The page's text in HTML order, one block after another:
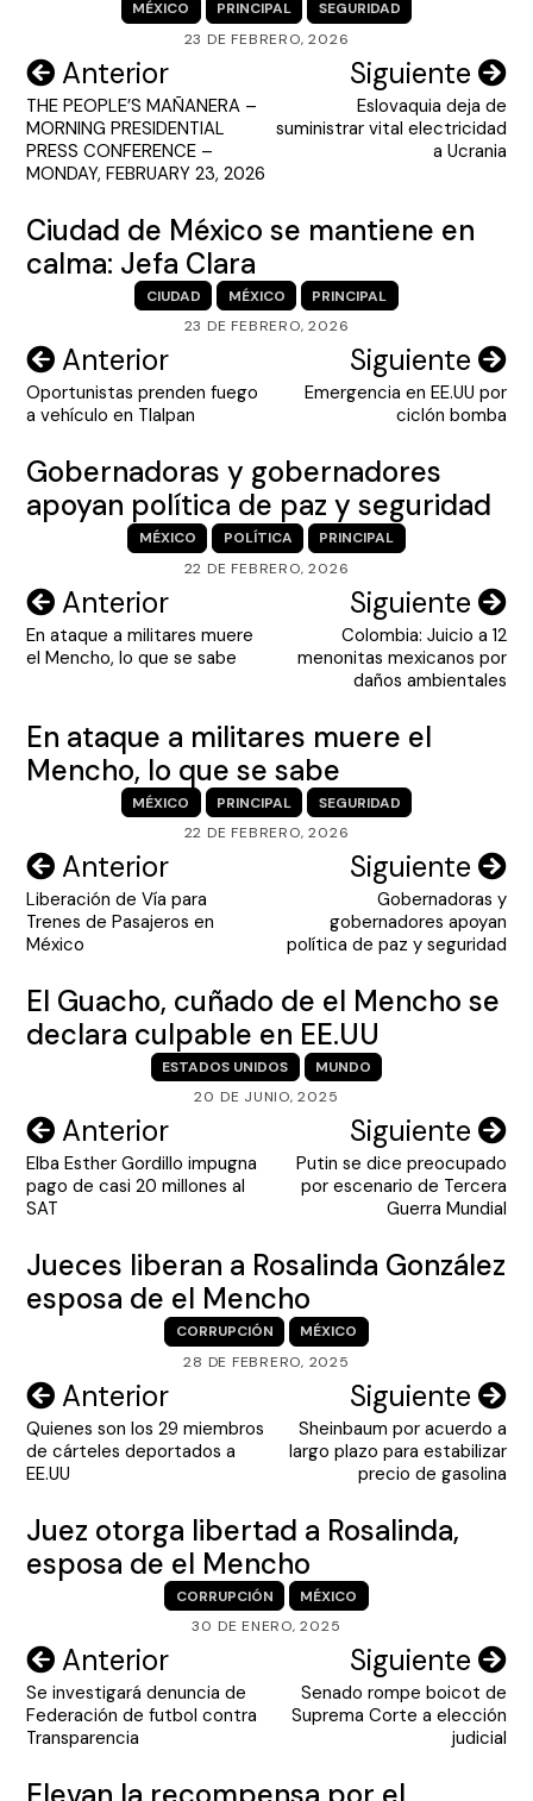
MÉXICO PRINCIPAL
SEGURIDAD
23 DE FEBRERO, 2026
Navegación
de
entradas
Anterior
THE PEOPLE’S MAÑANERA –
MORNING PRESIDENTIAL
PRESS CONFERENCE –
MONDAY, FEBRUARY 23, 2026
Siguiente
Eslovaquia deja de
suministrar vital electricidad
a Ucrania
Ciudad de México se mantiene en
calma: Jefa Clara
CIUDAD MÉXICO
PRINCIPAL
23 DE FEBRERO, 2026
Navegación
de
Anterior
Oportunistas prenden fuego
a vehículo en Tlalpan
Siguiente
Emergencia en EE.UU por
ciclón bomba
Gobernadoras y gobernadores
apoyan política de paz y seguridad
MÉXICO POLÍTICA
PRINCIPAL
22 DE FEBRERO, 2026
Navegación
de
Anterior
En ataque a militares muere
el Mencho, lo que se sabe
Siguiente
Colombia: Juicio a 12
menonitas mexicanos por
daños ambientales
En ataque a militares muere el
Mencho, lo que se sabe
MÉXICO PRINCIPAL
SEGURIDAD
22 DE FEBRERO, 2026
Navegación
de
entradas
Anterior
Liberación de Vía para
Trenes de Pasajeros en
México
Siguiente
Gobernadoras y
gobernadores apoyan
política de paz y seguridad
El Guacho, cuñado de el Mencho se
declara culpable en EE.UU
ESTADOS UNIDOS
MUNDO
20 DE JUNIO, 2025
Navegación
de
entradas
Anterior
Elba Esther Gordillo impugna
pago de casi 20 millones al
SAT
Siguiente
Putin se dice preocupado
por escenario de Tercera
Guerra Mundial
Jueces liberan a Rosalinda González
esposa de el Mencho
CORRUPCIÓN
MÉXICO
28 DE FEBRERO, 2025
Navegación
de
entradas
Anterior
Quienes son los 29 miembros
de cárteles deportados a
EE.UU
Siguiente
Sheinbaum por acuerdo a
largo plazo para estabilizar
precio de gasolina
Juez otorga libertad a Rosalinda,
esposa de el Mencho
CORRUPCIÓN
MÉXICO
30 DE ENERO, 2025
Navegación
de
entradas
Anterior
Se investigará denuncia de
Federación de futbol contra
Transparencia
Siguiente
Senado rompe boicot de
Suprema Corte a elección
judicial